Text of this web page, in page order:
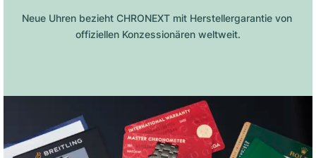
Neue Uhren bezieht CHRONEXT mit Herstellergarantie von
offiziellen Konzessionären weltweit.